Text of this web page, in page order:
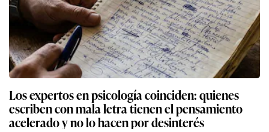
Los expertos en psicología coinciden: quienes
escriben con mala letra tienen el pensamiento
acelerado y no lo hacen por desinterés